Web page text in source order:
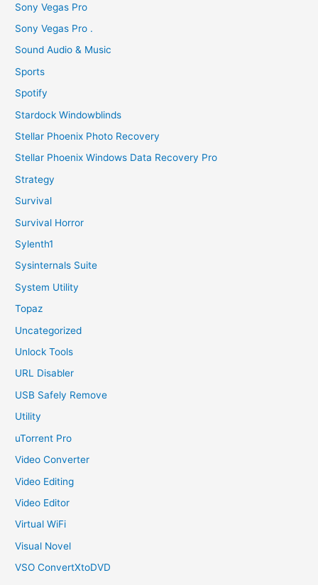
Sony Vegas Pro
Sony Vegas Pro .
Sound Audio & Music
Sports
Spotify
Stardock Windowblinds
Stellar Phoenix Photo Recovery
Stellar Phoenix Windows Data Recovery Pro
Strategy
Survival
Survival Horror
Sylenth1
Sysinternals Suite
System Utility
Topaz
Uncategorized
Unlock Tools
URL Disabler
USB Safely Remove
Utility
uTorrent Pro
Video Converter
Video Editing
Video Editor
Virtual WiFi
Visual Novel
VSO ConvertXtoDVD